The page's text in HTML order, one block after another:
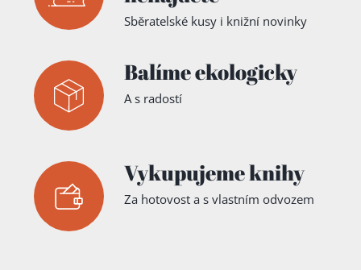
Sběratelské kusy i knižní novinky
Balíme ekologicky
A s radostí
Vykupujeme knihy
Za hotovost a s vlastním odvozem